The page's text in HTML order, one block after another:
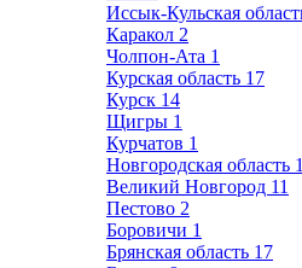
Иссык-Кульская
Каракол 2
Чолпон-Ата 1
Курская область 17
Курск 14
Щигры 1
Курчатов 1
Новгородская область
Великий Новгород 11
Пестово 2
Боровичи 1
Брянская область 17